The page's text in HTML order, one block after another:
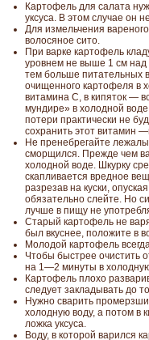
Картофель для салата
уксуса. В этом случае он
Для измельчения
волосяное сито.
При варке картофель
уровнем не выше 1 см над
тем больше питательных
очищенного картофеля в
витамина С, в кипяток —
мундире» в холодной
потери практически не
сохранить этот витамин
Не пренебрегайте
сморщился. Прежде чем
холодной воде. Шкурку
скапливается вредное
разрезав на куски,
обязательно слейте. Но
лучше в пищу не
Старый картофель не
был вкуснее, положите в
Молодой картофель
Чтобы быстрее очистить
на 1—2 минуты в
Картофель плохо
следует закладывать до
Нужно сварить
холодную воду, а потом в
ложка уксуса.
Воду, в которой варился